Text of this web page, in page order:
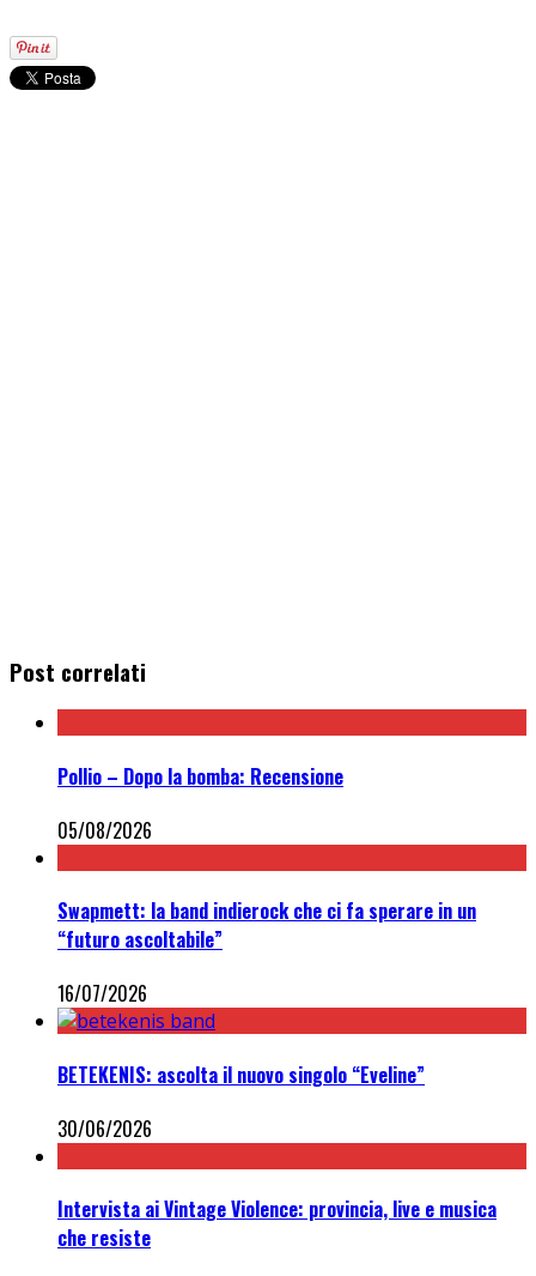
Post correlati
Pollio – Dopo la bomba: Recensione
05/08/2026
Swapmett: la band indierock che ci fa sperare in un
“futuro ascoltabile”
16/07/2026
BETEKENIS: ascolta il nuovo singolo “Eveline”
30/06/2026
Intervista ai Vintage Violence: provincia, live e musica
che resiste